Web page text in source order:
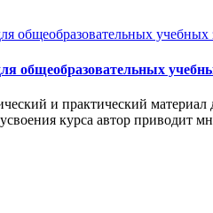
общеобразовательных
и практический
курса автор приводит